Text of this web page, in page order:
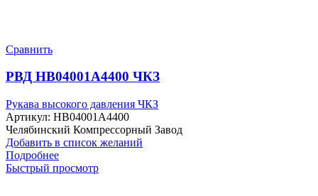
Сравнить
РВД HB04001A4400 ЧКЗ
Рукава высокого давления ЧКЗ
Артикул: HB04001A4400
Челябинский Компрессорный Завод
Добавить в список желаний
Подробнее
Быстрый просмотр